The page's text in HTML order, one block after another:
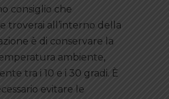
consiglio che
troverai all’interno della
è di conservare la
ambiente,
tra i 10 e i 30 gradi. È
evitare le